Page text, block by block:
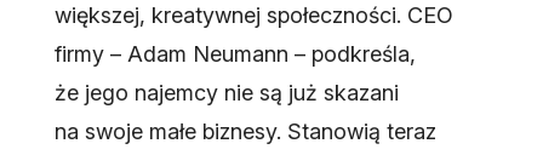
większej, kreatywnej społeczności. CEO
firmy – Adam Neumann – podkreśla,
że jego najemcy nie są już skazani
na swoje małe biznesy. Stanowią teraz